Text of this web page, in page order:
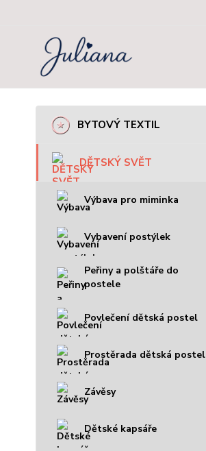
BYTOVÝ TEXTIL
DĚTSKÝ SVĚT
Výbava pro miminka
Vybavení postýlek
Peřiny a polštáře do
postele
Povlečení dětská postel
Prostěrada dětská postel
Závěsy
Dětské kapsáře